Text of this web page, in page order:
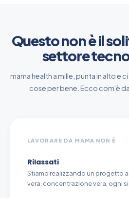
Questo non è il
settore
mama health a mille, punta in alto e
cose per bene. Ecco com'è
LAVORARE DA MAMA NON È
Rilassati
Stiamo realizzando un progetto
vera, concentrazione vera, ogni